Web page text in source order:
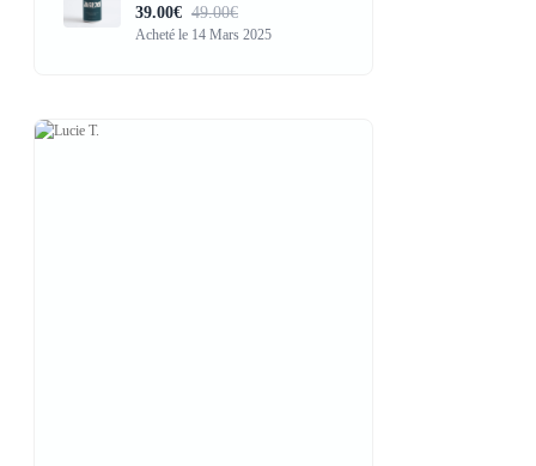
39.00€ 49.00€
Acheté le 14 Mars 2025